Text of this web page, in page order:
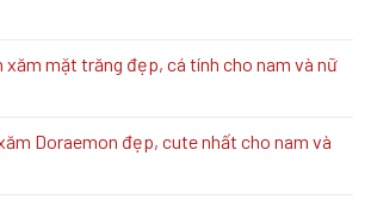
xăm mặt trăng đẹp, cá tính cho nam và nữ
Doraemon đẹp, cute nhất cho nam và